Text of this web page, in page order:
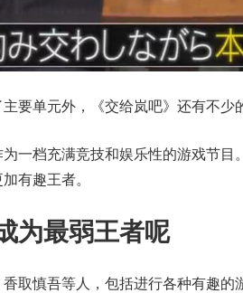
要单元外，《交给岚吧》还有不少
一档充满竞技和娱乐性的游戏节
有趣王者。
为最弱王者呢
取慎吾等人，包括进行各种有趣